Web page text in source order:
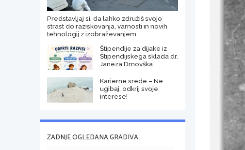
Predstavljaj si, da lahko združiš svojo
strast do raziskovanja, varnosti in novih
tehnologij z izobraževanjem
Štipendije za dijake iz
Štipendijskega sklada dr.
Janeza Drnovška
Karierne srede – Ne
ugibaj, odkrij svoje
interese!
ZADNJE OGLEDANA GRADIVA